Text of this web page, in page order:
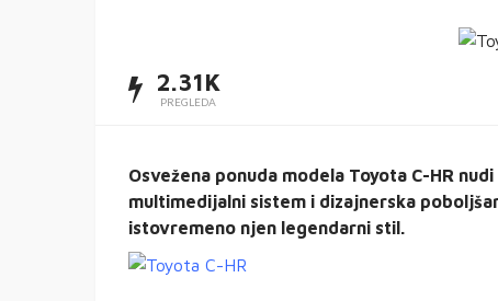
2.31K
PREGLEDA
Osvežena ponuda modela Toyota C-HR
multimedijalni sistem i dizajnerska
istovremeno njen legendarni stil.